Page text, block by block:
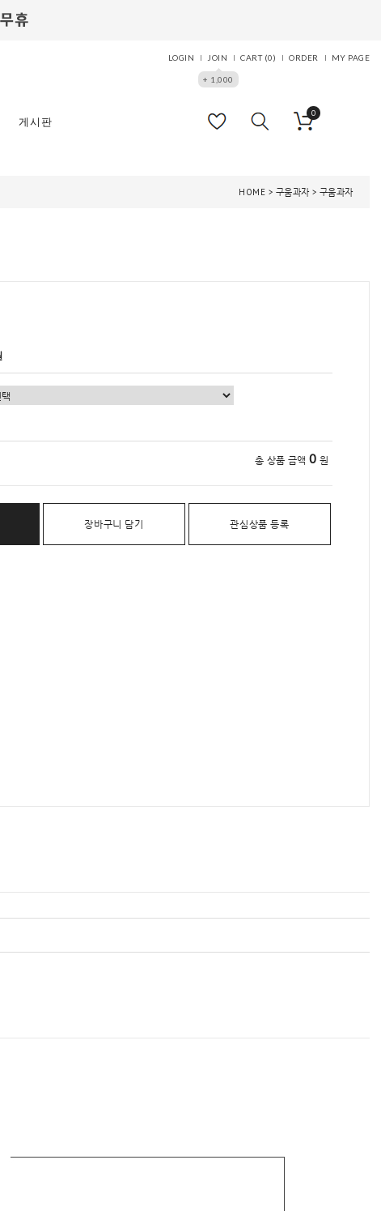
LOGIN JOIN
+ 1,000
CART (0) ORDER MY PAGE
0
게시판
HOME > 구움과자> 구움과자
총 상품 금액 0 원
장바구니 담기 관심상품 등록